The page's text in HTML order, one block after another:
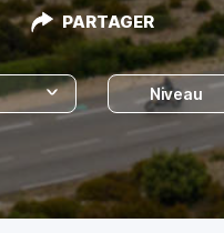
PARTAGER
Niveau